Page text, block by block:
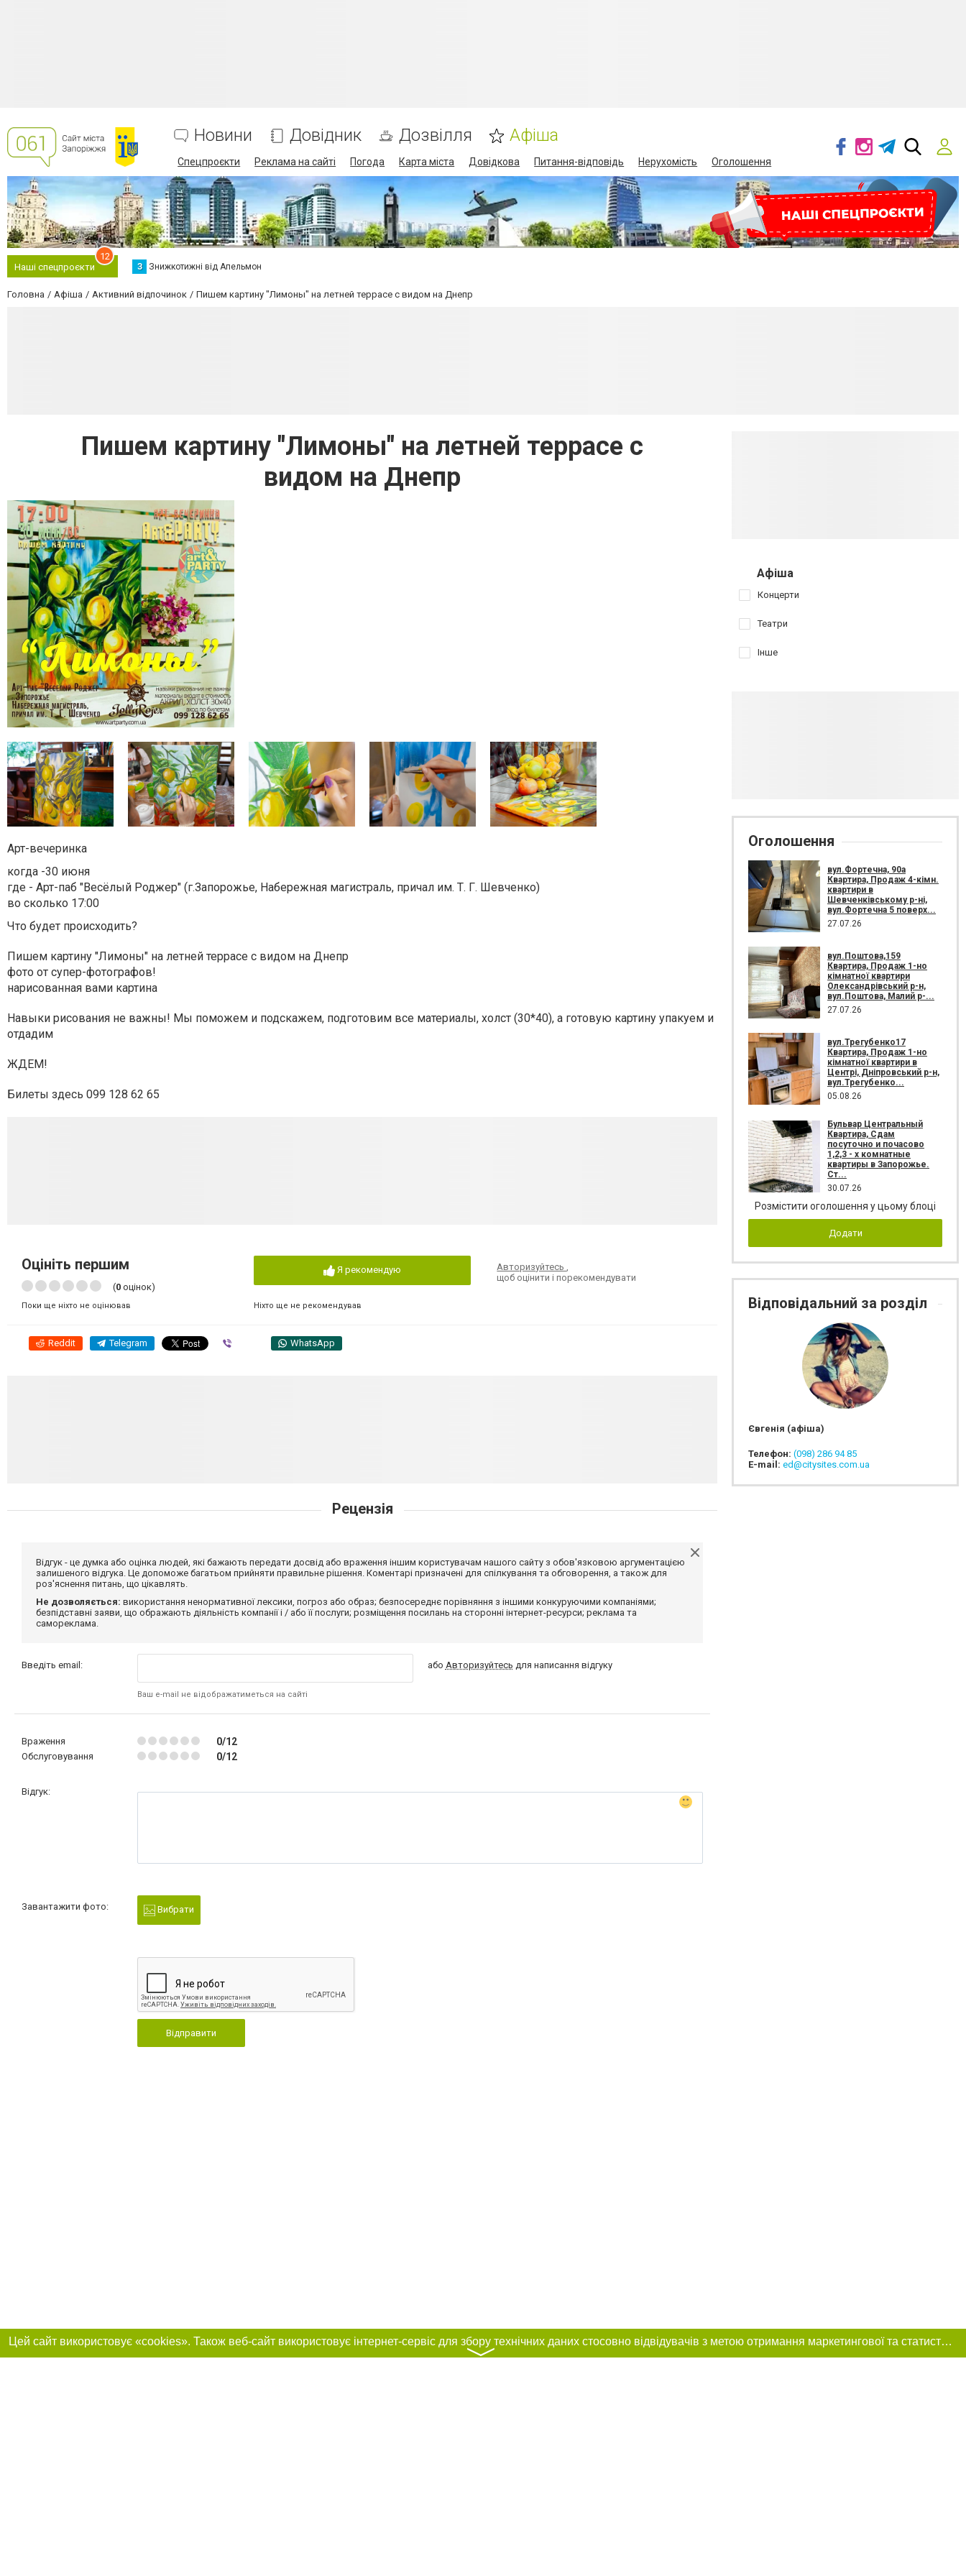
Новини Довідник Дозвілля Афіша
Спецпроєкти Реклама на сайті Погода Карта міста Довідкова Питання-відповідь Нерухомість Оголошення
Наші спецпроєкти
12
З Знижкотижні від Апельмон
Головна Афіша Активний відпочинок Пишем картину "Лимоны" на летней террасе с видом на Днепр
Пишем картину "Лимоны" на летней террасе с
видом на Днепр
Арт-вечеринка
когда -30 июня
где - Арт-паб "Весёлый Роджер" (г.Запорожье, Набережная магистраль, причал им. Т. Г. Шевченко)
во сколько 17:00
Что будет происходить?
Пишем картину "Лимоны" на летней террасе с видом на Днепр
фото от супер-фотографов!
нарисованная вами картина
Навыки рисования не важны! Мы поможем и подскажем, подготовим все материалы, холст (30*40), а готовую картину упакуем и
отдадим
ЖДЕМ!
Билеты здесь 099 128 62 65
Оцініть першим
(0 оцінок)
Поки ще ніхто не оцінював
Я рекомендую
Ніхто ще не рекомендував
Авторизуйтесь,
щоб оцінити і порекомендувати
Reddit Telegram WhatsApp
Рецензія
Відгук - це думка або оцінка людей, які бажають передати досвід або враження іншим користувачам нашого сайту з обов'язковою аргументацією
залишеного відгука. Це допоможе багатьом прийняти правильне рішення. Коментарі призначені для спілкування та обговорення, а також для
роз'яснення питань, що цікавлять.
Не дозволяється: використання ненормативної лексики, погроз або образ; безпосереднє порівняння з іншими конкуруючими компаніями;
безпідставні заяви, що ображають діяльність компанії і / або її послуги; розміщення посилань на сторонні інтернет-ресурси; реклама та
самореклама.
Введіть email:
Ваш e-mail не відображатиметься на сайті
або Авторизуйтесь для написання відгуку
Враження 0/12
Обслуговування 0/12
Відгук:
Завантажити фото: Вибрати
Відправити
Афіша
Концерти
Театри
Інше
Оголошення
вул.Фортечна, 90а
Квартира, Продаж 4-кімн.
квартири в
Шевченківському р-ні,
вул.Фортечна 5 поверх...
27.07.26
вул.Поштова,159
Квартира, Продаж 1-но
кімнатної квартири
Олександрівський р-н,
вул.Поштова, Малий р-...
27.07.26
вул.Трегубенко17
Квартира, Продаж 1-но
кімнатної квартири в
Центрі, Дніпровський р-н,
вул.Трегубенко...
05.08.26
Бульвар Центральный
Квартира, Сдам
посуточно и почасово
1,2,3 - х комнатные
квартиры в Запорожье.
Ст...
30.07.26
Розмістити оголошення у цьому блоці
Додати
Відповідальний за розділ
Євгенія (афіша)
Телефон: (098) 286 94 85
E-mail: ed@citysites.com.ua
Цей сайт використовує «cookies». Також веб-сайт використовує інтернет-сервіс для збору технічних даних стосовно відвідувачів з метою отримання маркетингової та статистичної інформації. Умови обробки даних відвідувачів сайту див.
〉